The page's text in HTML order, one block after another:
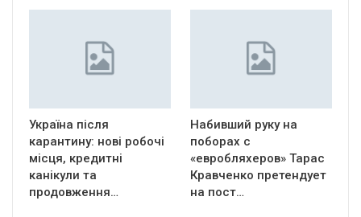
Україна після
карантину: нові робочі
місця, кредитні
канікули та
продовження…
Набивший руку на
поборах с
«евробляхеров» Тарас
Кравченко претендует
на пост…